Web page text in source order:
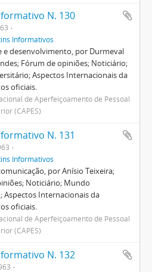
N. 130
Informativos
e desenvolvimento, por Durmeval
Fórum de opiniões; Noticiário;
Aspectos Internacionais da
oficiais.
de Aperfeiçoamento de Pessoal
(CAPES)
N. 131
Informativos
por Anísio Teixeira;
Noticiário; Mundo
Aspectos Internacionais da
oficiais.
de Aperfeiçoamento de Pessoal
(CAPES)
N. 132